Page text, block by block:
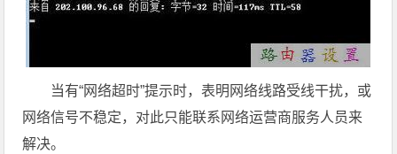
当有“网络超时”提示时，表明网络线路受线干扰，或
网络信号不稳定，对此只能联系网络运营商服务人员来
解决。